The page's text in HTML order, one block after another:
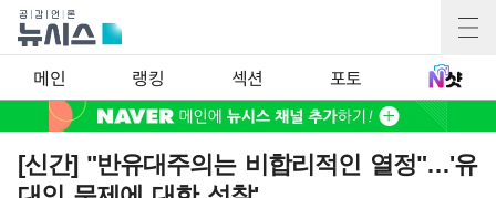
메인 랭킹 섹션 포토
[신간] "반유대주의는 비합리적인 열정"…'유